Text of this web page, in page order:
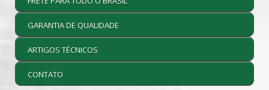
GARANTIA DE QUALIDADE
ARTIGOS TÉCNICOS
CONTATO